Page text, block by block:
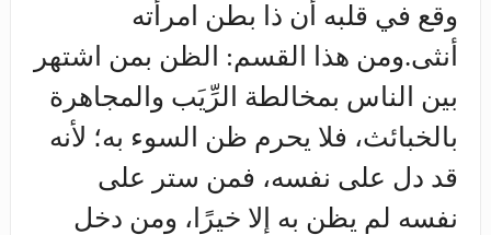
وقع في قلبه أن ذا بطن امرأته
أنثى.ومن هذا القسم: الظن بمن اشتهر
بين الناس بمخالطة الرِّيَب والمجاهرة
بالخبائث، فلا يحرم ظن السوء به؛ لأنه
قد دل على نفسه، فمن ستر على
نفسه لم يظن به إلا خيرًا، ومن دخل